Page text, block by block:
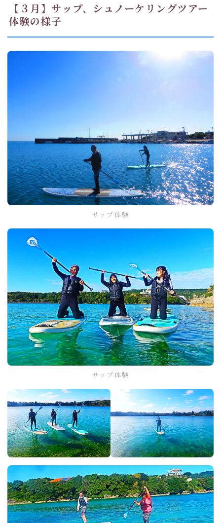
【３月】サップ、シュノーケリングツアー
体験の様子
サップ体験
サップ体験